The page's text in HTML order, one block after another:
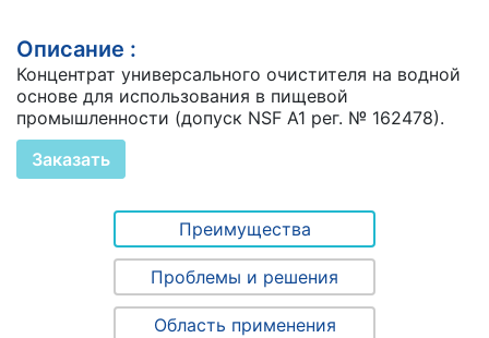
Описание :
Концентрат универсального очистителя на водной
основе для использования в пищевой
промышленности (допуск NSF A1 рег. № 162478).
Заказать
Преимущества
Проблемы и решения
Область применения